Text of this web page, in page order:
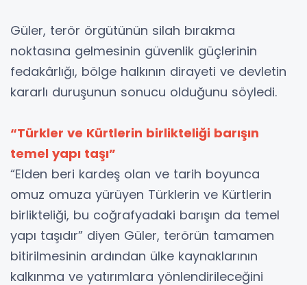
Güler, terör örgütünün silah bırakma
noktasına gelmesinin güvenlik güçlerinin
fedakârlığı, bölge halkının dirayeti ve devletin
kararlı duruşunun sonucu olduğunu söyledi.
“Türkler ve Kürtlerin birlikteliği barışın
temel yapı taşı”
“Elden beri kardeş olan ve tarih boyunca
omuz omuza yürüyen Türklerin ve Kürtlerin
birlikteliği, bu coğrafyadaki barışın da temel
yapı taşıdır” diyen Güler, terörün tamamen
bitirilmesinin ardından ülke kaynaklarının
kalkınma ve yatırımlara yönlendirileceğini